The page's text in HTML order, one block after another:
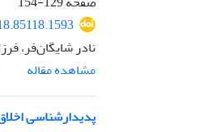
نادر شایگان‌فر،
مشاهده مقاله
پدیدارشناسی